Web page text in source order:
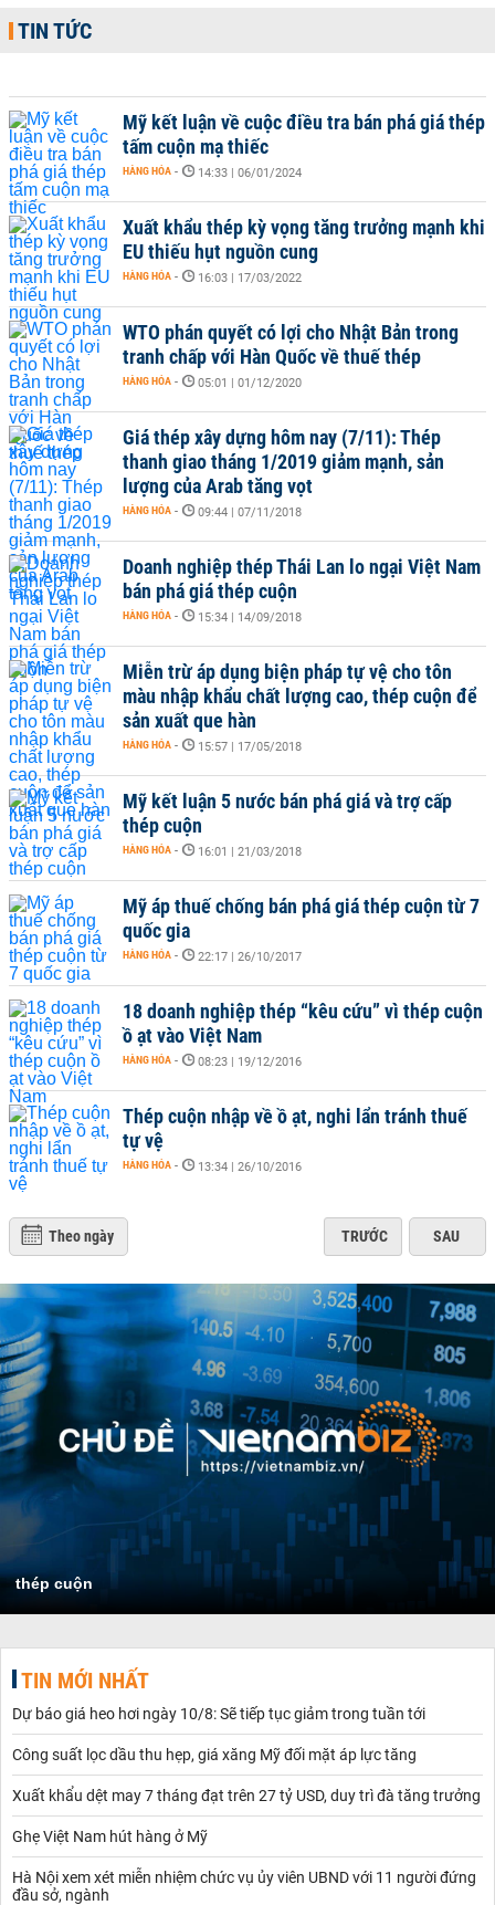
TIN TỨC
Mỹ kết luận về cuộc điều tra bán phá giá thép
tấm cuộn mạ thiếc
HÀNG HÓA - 14:33 | 06/01/2024
Xuất khẩu thép kỳ vọng tăng trưởng mạnh khi
EU thiếu hụt nguồn cung
HÀNG HÓA - 16:03 | 17/03/2022
WTO phán quyết có lợi cho Nhật Bản trong
tranh chấp với Hàn Quốc về thuế thép
HÀNG HÓA - 05:01 | 01/12/2020
Giá thép xây dựng hôm nay (7/11): Thép
thanh giao tháng 1/2019 giảm mạnh, sản
lượng của Arab tăng vọt
HÀNG HÓA - 09:44 | 07/11/2018
Doanh nghiệp thép Thái Lan lo ngại Việt Nam
bán phá giá thép cuộn
HÀNG HÓA - 15:34 | 14/09/2018
Miễn trừ áp dụng biện pháp tự vệ cho tôn
màu nhập khẩu chất lượng cao, thép cuộn để
sản xuất que hàn
HÀNG HÓA - 15:57 | 17/05/2018
Mỹ kết luận 5 nước bán phá giá và trợ cấp
thép cuộn
HÀNG HÓA - 16:01 | 21/03/2018
Mỹ áp thuế chống bán phá giá thép cuộn từ 7
quốc gia
HÀNG HÓA - 22:17 | 26/10/2017
18 doanh nghiệp thép “kêu cứu” vì thép cuộn
ồ ạt vào Việt Nam
HÀNG HÓA - 08:23 | 19/12/2016
Thép cuộn nhập về ồ ạt, nghi lẩn tránh thuế
tự vệ
HÀNG HÓA - 13:34 | 26/10/2016
Theo ngày TRƯỚC SAU
thép cuộn
TIN MỚI NHẤT
Dự báo giá heo hơi ngày 10/8: Sẽ tiếp tục giảm trong tuần tới
Công suất lọc dầu thu hẹp, giá xăng Mỹ đối mặt áp lực tăng
Xuất khẩu dệt may 7 tháng đạt trên 27 tỷ USD, duy trì đà tăng trưởng
Ghẹ Việt Nam hút hàng ở Mỹ
Hà Nội xem xét miễn nhiệm chức vụ ủy viên UBND với 11 người đứng
đầu sở, ngành